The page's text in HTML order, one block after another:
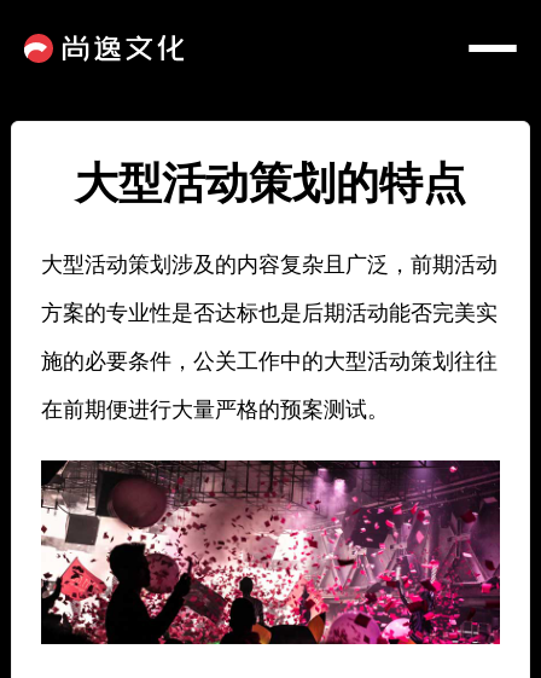
大型活动策划的特点
大型活动策划涉及的内容复杂且广泛，前期活动
方案的专业性是否达标也是后期活动能否完美实
施的必要条件，公关工作中的大型活动策划往往
在前期便进行大量严格的预案测试。